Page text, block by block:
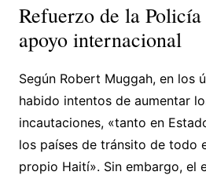
Refuerzo de la
apoyo internacional
Según Robert Muggah, en los
habido intentos de aumentar
incautaciones, «tanto en
los países de tránsito de todo
propio Haití». Sin embargo, el